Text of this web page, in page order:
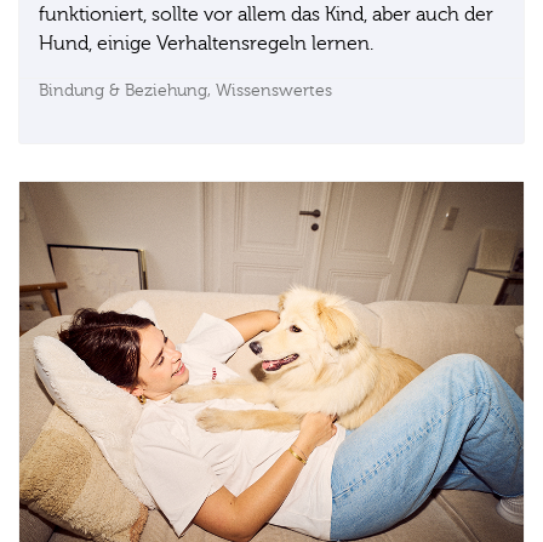
funktioniert, sollte vor allem das Kind, aber auch der
Hund, einige Verhaltensregeln lernen.
Bindung & Beziehung, Wissenswertes